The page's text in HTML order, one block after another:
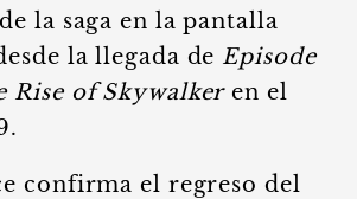
la saga en la pantalla
la llegada de Episode
Rise of Skywalkeren el
confirma el regreso del